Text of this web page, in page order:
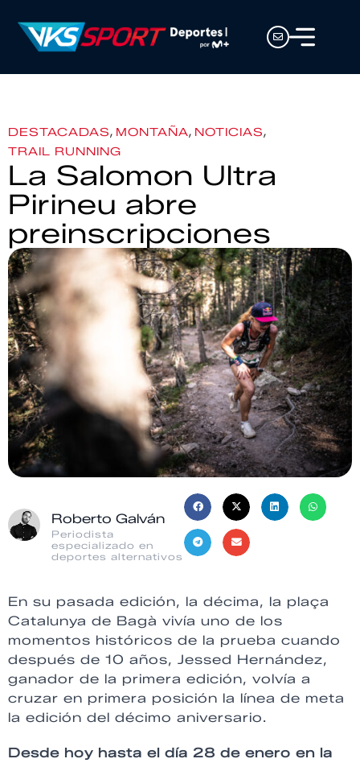
DESTACADAS, MONTAÑA, NOTICIAS,
TRAIL RUNNING
La Salomon Ultra
Pirineu abre
preinscripciones
Roberto Galván
Periodista
especializado en
deportes alternativos
En su pasada edición, la décima, la plaça
Catalunya de Bagà vivía uno de los
momentos históricos de la prueba cuando
después de 10 años, Jessed Hernández,
ganador de la primera edición, volvía a
cruzar en primera posición la línea de meta
la edición del décimo aniversario.
Desde hoy hasta el día 28 de enero en la